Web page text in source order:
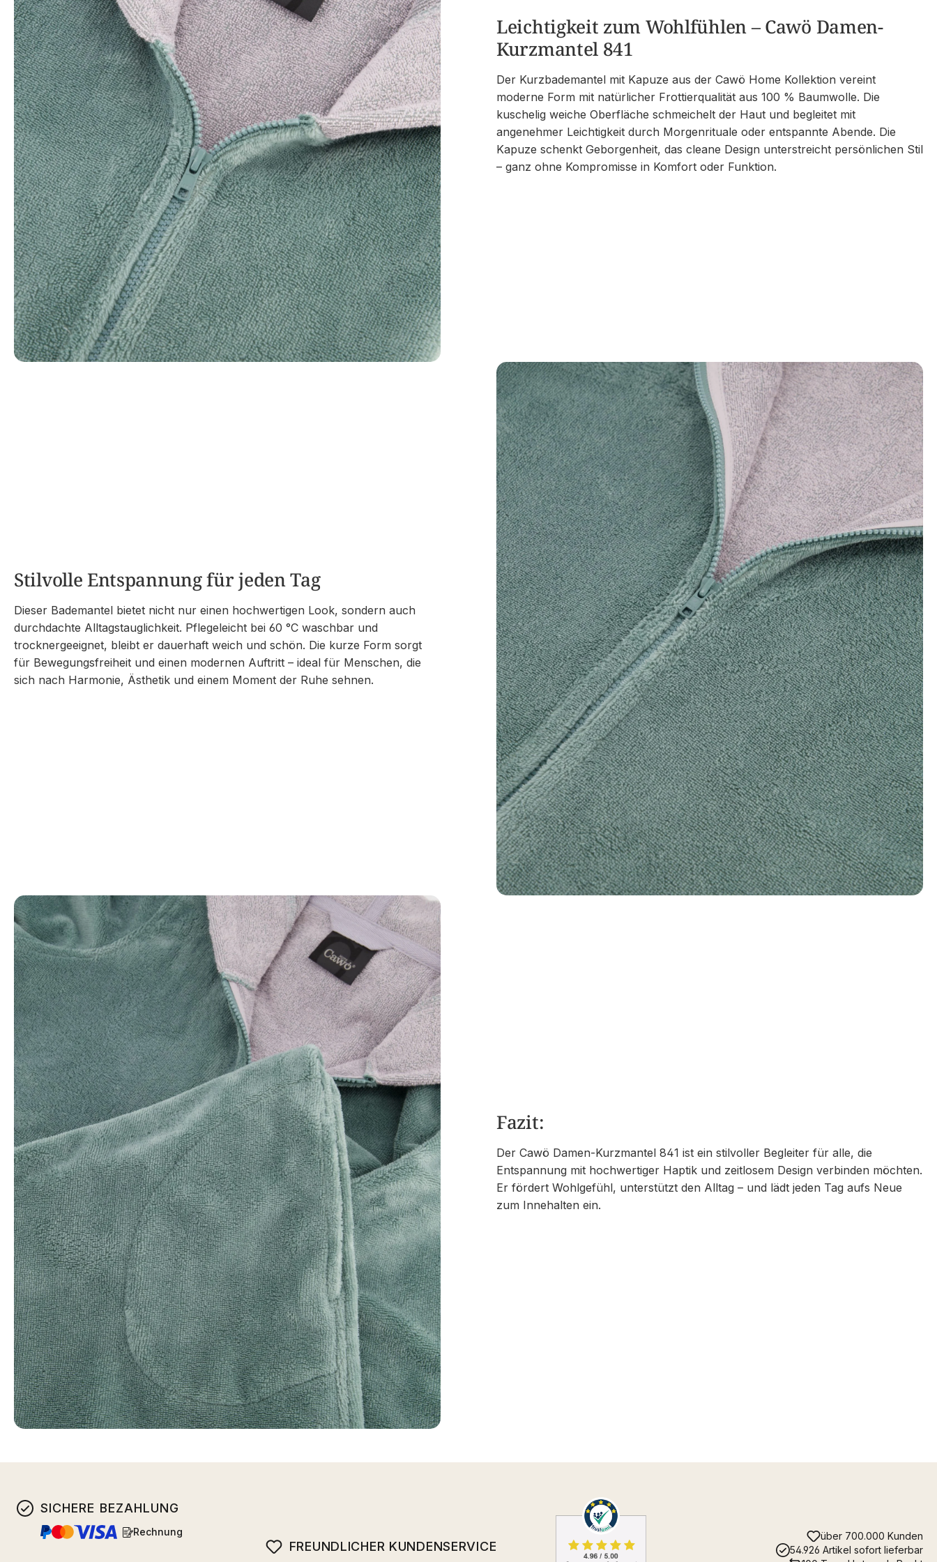
Leichtigkeit zum Wohlfühlen – Cawö Damen-
Kurzmantel 841
Der Kurzbademantel mit Kapuze aus der Cawö Home Kollektion vereint
moderne Form mit natürlicher Frottierqualität aus 100 % Baumwolle. Die
kuschelig weiche Oberfläche schmeichelt der Haut und begleitet mit
angenehmer Leichtigkeit durch Morgenrituale oder entspannte Abende. Die
Kapuze schenkt Geborgenheit, das cleane Design unterstreicht persönlichen Stil
– ganz ohne Kompromisse in Komfort oder Funktion.
Stilvolle Entspannung für jeden Tag
Dieser Bademantel bietet nicht nur einen hochwertigen Look, sondern auch
durchdachte Alltagstauglichkeit. Pflegeleicht bei 60 °C waschbar und
trocknergeeignet, bleibt er dauerhaft weich und schön. Die kurze Form sorgt
für Bewegungsfreiheit und einen modernen Auftritt – ideal für Menschen, die
sich nach Harmonie, Ästhetik und einem Moment der Ruhe sehnen.
Fazit:
Der Cawö Damen-Kurzmantel 841 ist ein stilvoller Begleiter für alle, die
Entspannung mit hochwertiger Haptik und zeitlosem Design verbinden möchten.
Er fördert Wohlgefühl, unterstützt den Alltag – und lädt jeden Tag aufs Neue
zum Innehalten ein.
SICHERE BEZAHLUNG
Rechnung
FREUNDLICHER KUNDENSERVICE
über 700.000 Kunden
54.926 Artikel sofort lieferbar